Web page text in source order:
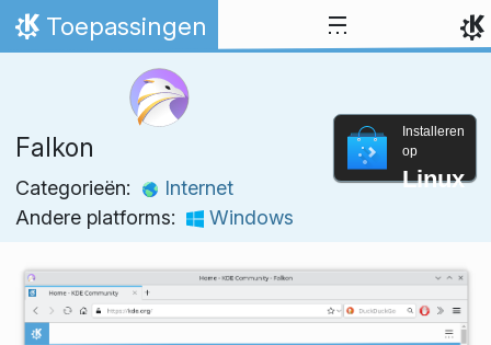
Spring naar inhoud
Thuis
Toepassingen
Falkon
Categorieën:
Internet
Andere platforms:
Windows
Installeren
op
Linux